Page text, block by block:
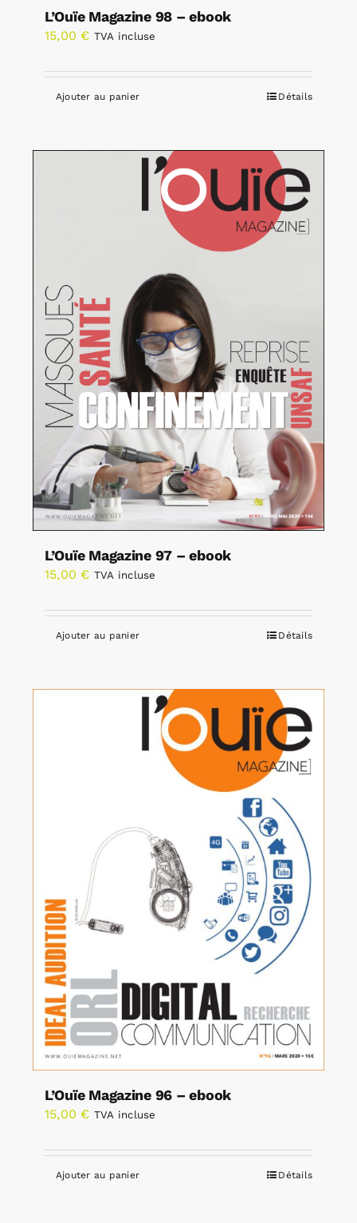
L’Ouïe Magazine 98 – ebook
15,00 € TVA incluse
Ajouter au panier Détails
L’Ouïe Magazine 97 – ebook
15,00 € TVA incluse
Ajouter au panier Détails
L’Ouïe Magazine 96 – ebook
15,00 € TVA incluse
Ajouter au panier Détails